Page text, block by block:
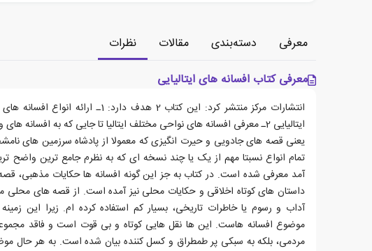
معرفی دسته‌بندی مقالات
نظرات
معرفی کتاب افسانه های ایتالیایی
انتشارات مرکز منتشر کرد: این کتاب 2 هدف دارد:
ایتالیایی 2ـ معرفی افسانه های نواحی مختلف ایتالیا تا جایی که به
یعنی قصه های جادویی و حیرت انگیزی که معمولا از پادشاه سرزمین های
تمام انواع نسبتا مهم از یک یا چند نسخه ای که به نظرم جامع ترین واضح
آمد معرفی شده است. در کتاب به جز این گونه افسانه ها حکایات مذهبی،
داستان های کوتاه اخلاقی و حکایات محلی نیز آمده است. از قصه های محلی
آداب و رسوم یا خاطرات تاریخی، بسیار کم استفاده کرده ام. زیرا این
موضوع افسانه هاست. این ها نقل هایی کوتاه و بی قوت است و فاقد
مردمی، بلکه به سبکی پر طمطراق و کسل کننده بیان شده است. به هر حال